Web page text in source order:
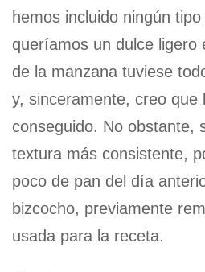
hemos incluido ningún
queríamos un dulce ligero
de la manzana tuviese
y, sinceramente, creo que
conseguido. No obstante,
textura más consistente,
poco de pan del día
bizcocho, previamente
usada para la receta.